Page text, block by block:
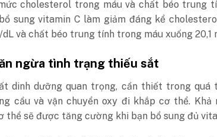
cholesterol trong máu và chất béo trung
sung vitamin C làm giảm đáng kể
dL và chất béo trung tính trong máu xuống 20,1
ngừa tình trạng thiếu sắt
dinh dưỡng quan trọng, cần thiết trong quá
cầu và vận chuyển oxy đi khắp cơ thể. Khả
thể sẽ được tăng cường khi bạn bổ sung đủ